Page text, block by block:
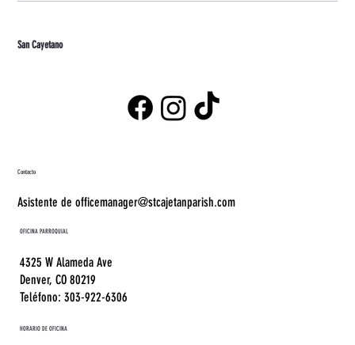
San Cayetano
OFICINA PARROQUIAL
4325 W Alameda Ave
Denver, CO 80219
Teléfono: 303-922-6306
HORARIO DE OFICINA
Contacto
Asistente de officemanager@stcajetanparish.com